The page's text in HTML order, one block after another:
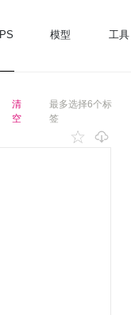
PS 模型 工具
清
空
最多选择6个标
签